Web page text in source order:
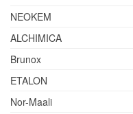
NEOKEM
ALCHIMICA
Brunox
ETALON
Nor-Maali